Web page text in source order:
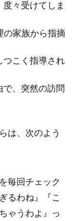
々受けてしま
の家族から指摘
つこく指導され
で、突然の訪問
は、次のよう
毎回チェック
るわね』『こ
ゃうわよ』っ